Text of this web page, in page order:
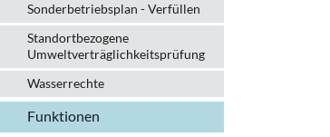
Sonderbetriebsplan - Verfüllen
Standortbezogene
Umweltverträglichkeitsprüfung
Wasserrechte
Funktionen